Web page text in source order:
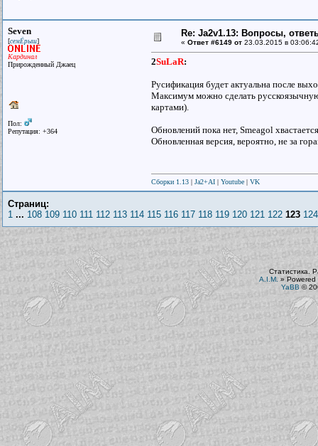
Seven
[семЁрыш]
Кардинал
Прирожденный Джаец
Пол:
Репутация: +364
Re: Ja2v1.13: Вопросы,
« Ответ #6149 от 23.03.2015 в
2SuLaR:
Русификация будет актуальна после
Максимум можно сделать
картами).
Обновлений пока нет, Smeagol
Обновленная версия, вероятно, не за
Сборки 1.13 | Ja2+AI | Youtube | VK
Страниц:
1 ... 108 109 110 111 112 113 114 115 116 117 118 119 120 121 122 123 124
Статистика.
A.I.M. »Powered
YaBB ©